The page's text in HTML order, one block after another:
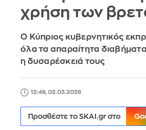
χρήση των
Ο Κύπριος κυβερνητικός
όλα τα απαραίτητα
η δυσαρέσκειά τους
12:49, 02.03.2026
Προσθέστε το SKAI.gr στο